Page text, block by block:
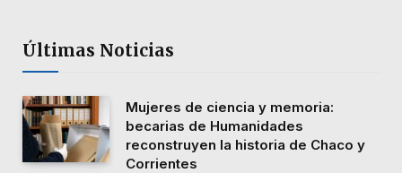
Últimas Noticias
Mujeres de ciencia y memoria:
becarias de Humanidades
reconstruyen la historia de Chaco y
Corrientes